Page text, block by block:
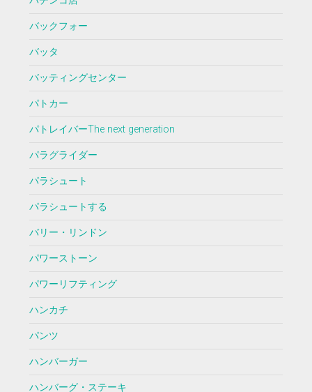
バックフォー
バッタ
バッティングセンター
パトカー
パトレイバーThe next generation
パラグライダー
パラシュート
パラシュートする
バリー・リンドン
パワーストーン
パワーリフティング
ハンカチ
パンツ
ハンバーガー
ハンバーグ・ステーキ